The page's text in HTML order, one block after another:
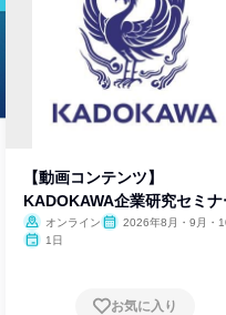
【動画コンテンツ】
KADOKAWA企業研究セミナ
オンライン
2026年8月・9月・
1日
お気に入り